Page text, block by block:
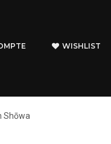
WISHLIST
Shōwa